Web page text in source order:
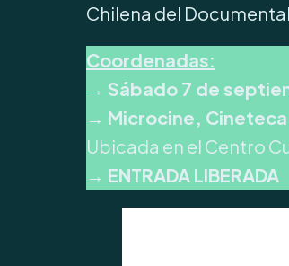
Chilena del
Coordenadas:
→ Sábado 7 de
→ Microcine, Cineteca
Ubicada en el Centro
→ ENTRADA LIBERADA